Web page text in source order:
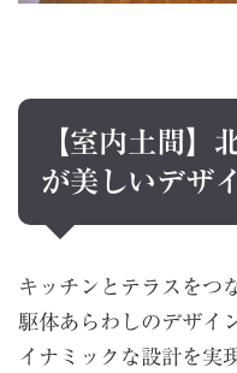
【室内土間】
が美しいデザ
キッチンとテラスをつ
駆体あらわしのデザイ
イナミックな設計を実